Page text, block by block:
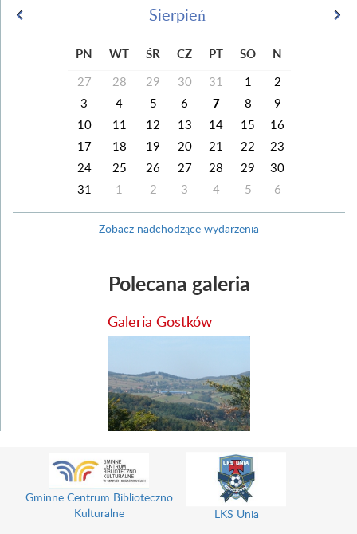
Sierpień
PN WT ŚR CZ PT SO N
27 28 29 30 31 1
2
3
4 5 6 7 8
9
10
11 12 13 14 15
16
17
18 19 20 21 22
23
24
25 26 27 28 29
30
31
1 2 3 4 5 6
Zobacz nadchodzące wydarzenia
Polecana galeria
Galeria Gostków
Gminne Centrum Biblioteczno
Kulturalne
LKS Unia